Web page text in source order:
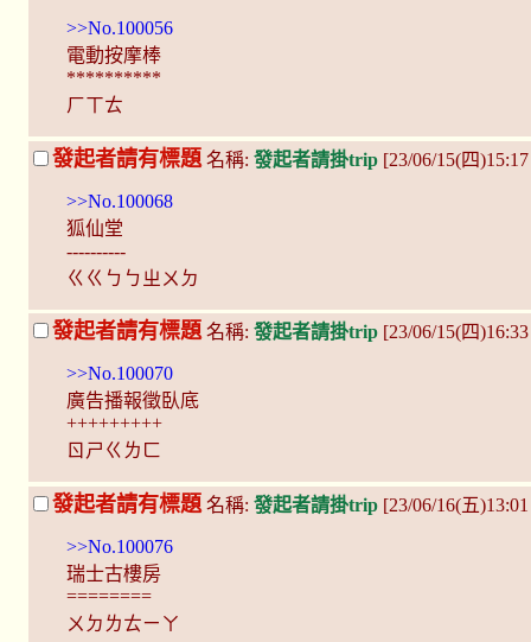
>>No.100056
電動按摩棒
**********
ㄏㄒㄊ
發起者請有標題 名稱: 發起者請掛trip [23/06/15(四
>>No.100068
狐仙堂
----------
ㄍㄍㄅㄅㄓㄨㄉ
發起者請有標題 名稱: 發起者請掛trip [23/06/15(四
>>No.100070
廣告播報徵臥底
+++++++++
ㄖㄕㄍㄌㄈ
發起者請有標題 名稱: 發起者請掛trip [23/06/16(五
>>No.100076
瑞士古樓房
========
ㄨㄉㄌㄊㄧㄚ